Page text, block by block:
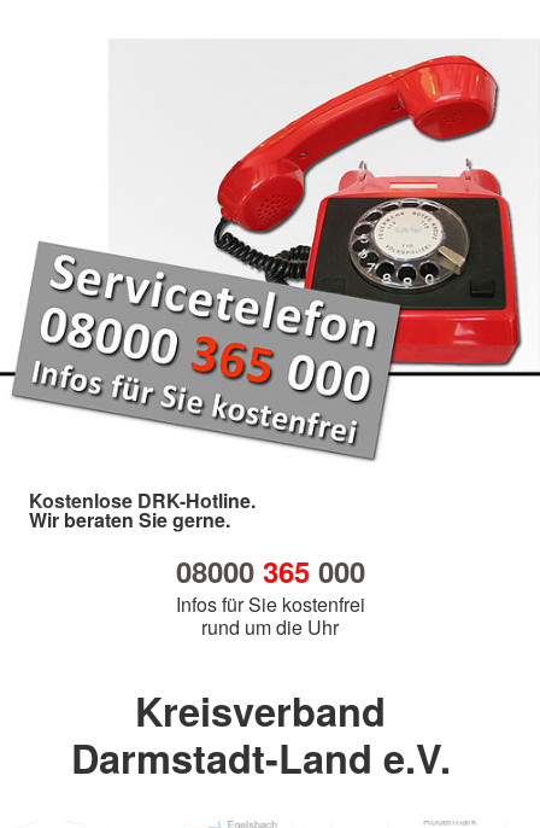
Kostenlose DRK-Hotline.
Wir beraten Sie gerne.
08000 365000
Infos für Sie kostenfrei
rund um die Uhr
Kreisverband
Darmstadt-Land e.V.